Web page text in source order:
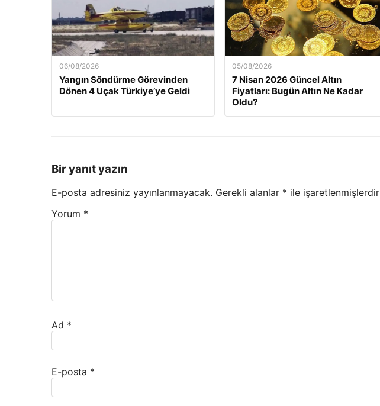
06/08/2026
Yangın Söndürme Görevinden
Dönen 4 Uçak Türkiye’ye Geldi
05/08/2026
7 Nisan 2026 Güncel Altın
Fiyatları: Bugün Altın Ne Kadar
Oldu?
Bir yanıt yazın
E-posta adresiniz yayınlanmayacak. Gerekli alanlar * ile işaretlenmişlerdir
Yorum *
Ad *
E-posta *